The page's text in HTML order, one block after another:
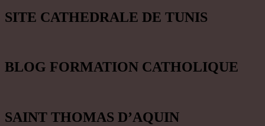
SITE CATHEDRALE DE TUNIS
BLOG FORMATION CATHOLIQUE
SAINT THOMAS D’AQUIN